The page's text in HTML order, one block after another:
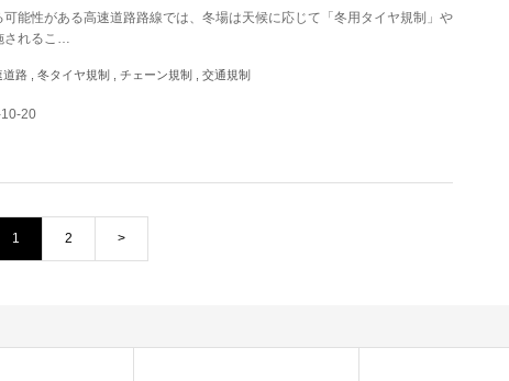
能性がある高速道路路線では、冬場は天候に応じて「冬用タイヤ規制」や
されるこ…
路 , 冬タイヤ規制 , チェーン規制 , 交通規制
20
1 2 >